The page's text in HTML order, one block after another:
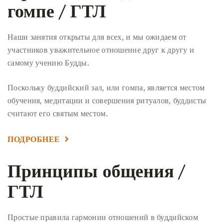
гомпе / ГТЛ
Наши занятия открыты для всех, и мы ожидаем от
участников уважительное отношение друг к другу и
самому учению Будды.
Поскольку буддийский зал, или гомпа, является местом
обучения, медитации и совершения ритуалов, буддисты
считают его святым местом.
ПОДРОБНЕЕ
Принципы общения /
ГТЛ
Простые правила гармонии отношений в буддийском